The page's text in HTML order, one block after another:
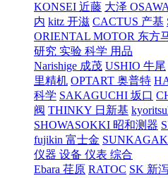
KONSEI 近藤 大泽 OSAWA
内 kitz 开滋 CACTUS 产基
ORIENTAL MOTOR 东方
研究 实验 科学 用品
Narishige 成茂 USHIO 牛尾
里精机 OPTART 奥普特
科学 SAKAGUCHI 坂口
阀 THINKY 日新基
SHOWASOKKI 昭和测器
fujikin 富士金
仪器 设备 仪表 综合
Ebara 荏原 RATOC SK 新